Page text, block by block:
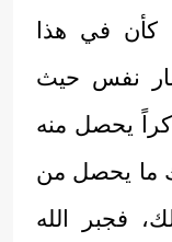
كأن في هذا
نفس حيث
يحصل منه
ما يحصل من
فجبر الله